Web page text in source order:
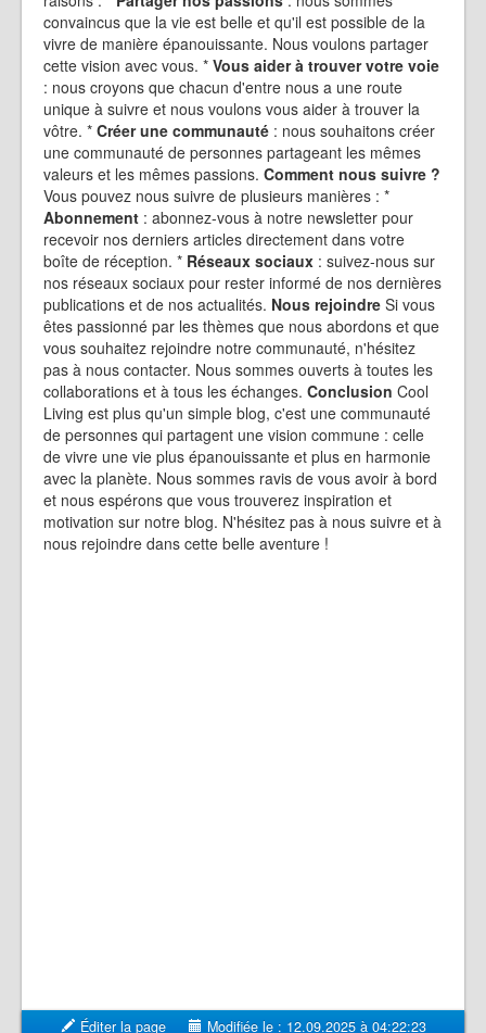
convaincus que la vie est belle et qu'il est possible de la
vivre de manière épanouissante. Nous voulons partager
cette vision avec vous. * Vous aider à trouver votre voie
: nous croyons que chacun d'entre nous a une route
unique à suivre et nous voulons vous aider à trouver la
vôtre. * Créer une communauté : nous souhaitons créer
une communauté de personnes partageant les mêmes
valeurs et les mêmes passions. Comment nous suivre ?
Vous pouvez nous suivre de plusieurs manières : *
Abonnement : abonnez-vous à notre newsletter pour
recevoir nos derniers articles directement dans votre
boîte de réception. * Réseaux sociaux : suivez-nous sur
nos réseaux sociaux pour rester informé de nos dernières
publications et de nos actualités. Nous rejoindre Si vous
êtes passionné par les thèmes que nous abordons et que
vous souhaitez rejoindre notre communauté, n'hésitez
pas à nous contacter. Nous sommes ouverts à toutes les
collaborations et à tous les échanges. Conclusion Cool
Living est plus qu'un simple blog, c'est une communauté
de personnes qui partagent une vision commune : celle
de vivre une vie plus épanouissante et plus en harmonie
avec la planète. Nous sommes ravis de vous avoir à bord
et nous espérons que vous trouverez inspiration et
motivation sur notre blog. N'hésitez pas à nous suivre et à
nous rejoindre dans cette belle aventure !
Éditer la page Modifiée le : 12.09.2025 à 04:22:23